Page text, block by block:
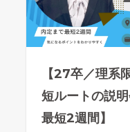
【27卒／理系
短ルートの説
最短2週間】